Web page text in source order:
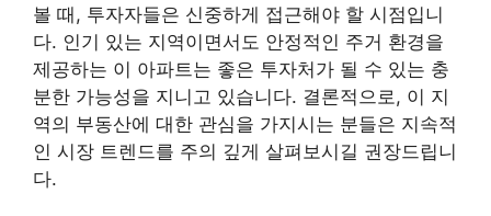
볼 때, 투자자들은 신중하게 접근해야 할 시점입니
다. 인기 있는 지역이면서도 안정적인 주거 환경을
제공하는 이 아파트는 좋은 투자처가 될 수 있는 충
분한 가능성을 지니고 있습니다. 결론적으로, 이 지
역의 부동산에 대한 관심을 가지시는 분들은 지속적
인 시장 트렌드를 주의 깊게 살펴보시길 권장드립니
다.